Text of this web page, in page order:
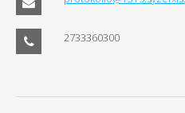
2733360300